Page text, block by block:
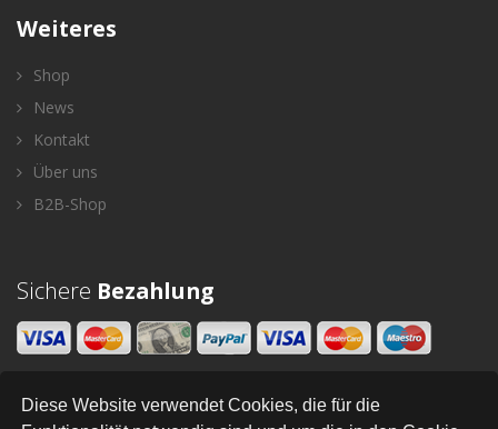
Diese Website verwendet Cookies, die für die
Weiteres
Shop
News
Kontakt
Über uns
B2B-Shop
Sichere Bezahlung
Newsletter